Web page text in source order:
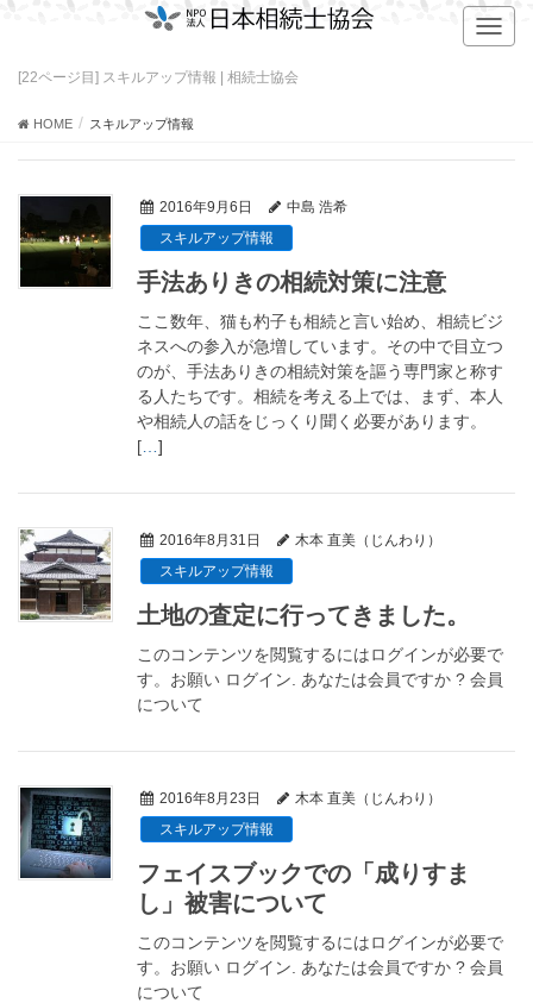
T
o
t
o
n
[22ページ目] スキルアップ情報 | 相続士協会
HOME スキルアップ情報
2016年9月6日
中島 浩希
スキルアップ情報
手法ありきの相続対策に注意
ここ数年、猫も杓子も相続と言い始め、相続ビジ
ネスへの参入が急増しています。その中で目立つ
のが、手法ありきの相続対策を謳う専門家と称す
る人たちです。相続を考える上では、まず、本人
や相続人の話をじっくり聞く必要があります。
[
]
2016年8月31日
木本 直美（じんわり）
スキルアップ情報
土地の査定に行ってきました。
このコンテンツを閲覧するにはログインが必要で
す。お願い ログイン. あなたは会員ですか ? 会員
について
2016年8月23日
木本 直美（じんわり）
スキルアップ情報
フェイスブックでの「成りすま
し」被害について
このコンテンツを閲覧するにはログインが必要で
す。お願い ログイン. あなたは会員ですか ? 会員
について